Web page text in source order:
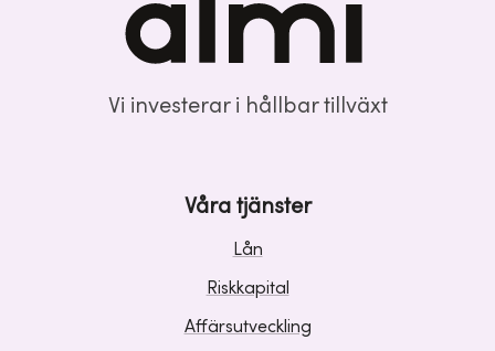
Vi investerar i hållbar tillväxt
Våra tjänster
Lån
Riskkapital
Affärsutveckling